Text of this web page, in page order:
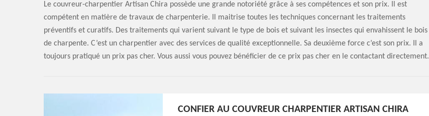
Le couvreur-charpentier Artisan Chira possède une grande notoriété grâce à ses compétences et son prix. Il est
compétent en matière de travaux de charpenterie. Il maitrise toutes les techniques concernant les traitements
préventifs et curatifs. Des traitements qui varient suivant le type de bois et suivant les insectes qui envahissent le bois
de charpente. C’est un charpentier avec des services de qualité exceptionnelle. Sa deuxième force c’est son prix. Il a
toujours pratiqué un prix pas cher. Vous aussi vous pouvez bénéficier de ce prix pas cher en le contactant directement.
CONFIER AU COUVREUR CHARPENTIER ARTISAN CHIRA